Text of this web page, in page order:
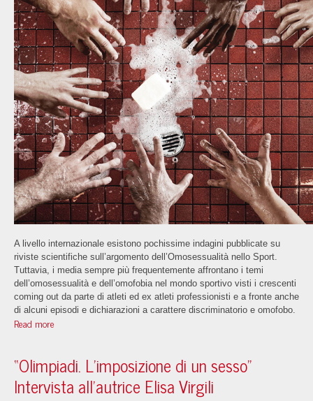
A livello internazionale esistono pochissime indagini pubblicate su
riviste scientifiche sull’argomento dell’Omosessualità nello Sport.
Tuttavia, i media sempre più frequentemente affrontano i temi
dell’omosessualità e dell’omofobia nel mondo sportivo visti i crescenti
coming out da parte di atleti ed ex atleti professionisti e a fronte anche
di alcuni episodi e dichiarazioni a carattere discriminatorio e omofobo.
Read more
“Olimpiadi. L’imposizione di un sesso”
Intervista all’autrice Elisa Virgili